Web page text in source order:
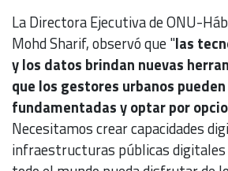
La Directora Ejecutiva de ONU-
Mohd Sharif, observó que "las
y los datos brindan nuevas
que los gestores urbanos
fundamentadas y optar por
Necesitamos crear capacidades
infraestructuras públicas digitales